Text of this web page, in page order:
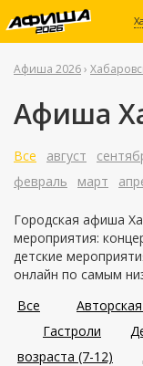
Афиша 2026›
Афиша
Все август
февраль
март
Городская афиша
мероприятия:
детские
онлайн по самым
Все
Гастроли
возраста (7-12)